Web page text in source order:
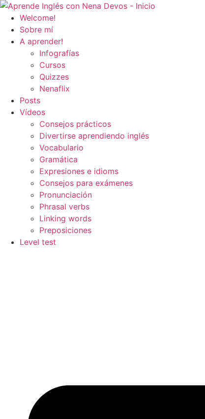
Ir
contenido
Welcome!
Sobre mí
A aprender!
Infografías
Cursos
Quizzes
Nenaflix
Posts
Vídeos
Consejos prácticos
Divertirse aprendiendo inglés
Vocabulario
Gramática
Expresiones e idioms
Consejos para exámenes
Pronunciación
Phrasal verbs
Linking words
Preposiciones
Level test